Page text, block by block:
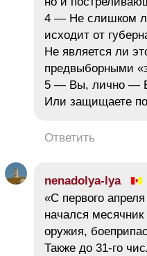
4 — Не слишком
исходит от
Не является ли
предвыборными
5 — Вы, лично —
Или защищаете
Ответить
nenadolya-lya
«С первого
начался
оружия,
Также до 31-го